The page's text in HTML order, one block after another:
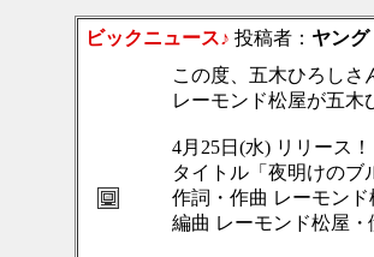
ビックニュース♪ 投稿者： ヤン
この度、五木ひろしさ
レーモンド松屋が五木
4月25日(水) リリース！
タイトル「夜明けのブ
作詞・作曲 レーモンド
編曲 レーモンド松屋・